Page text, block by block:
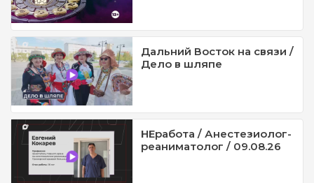
Дальний Восток на связи /
Дело в шляпе
НЕработа / Анестезиолог-
реаниматолог / 09.08.26